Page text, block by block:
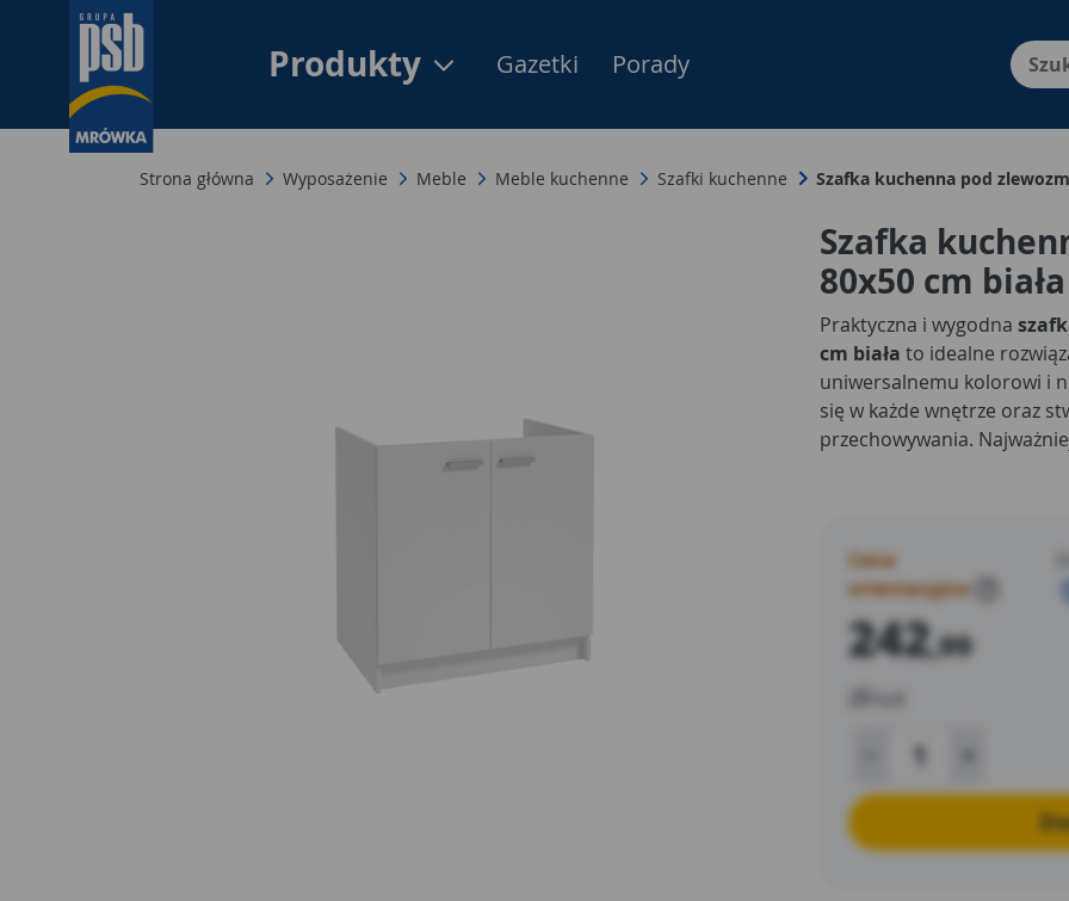
Produkty Menu Produktów,
Gazetki Porady
Strona główna Wyposażenie Meble Meble kuchenne Szafki kuchenne Szafka kuchenna pod
Szafka
80x50 cm biała
Praktyczna i wygodna
cm biała to idealne
uniwersalnemu kolorowi i
się w każde wnętrze oraz
przechowywania.
Cena
orientacyjna
242,99
zł /szt